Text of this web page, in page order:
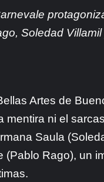
Soledad Villamil
Artes de
ni el
Saula
Rago), un